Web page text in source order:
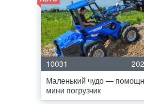
10031
Маленький чудо —
мини погрузчик